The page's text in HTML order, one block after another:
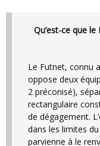
Qu’est-ce que
Le Futnet, connu
oppose deux
2 préconisé),
rectangulaire
de dégagement.
dans les limites
parvienne à le